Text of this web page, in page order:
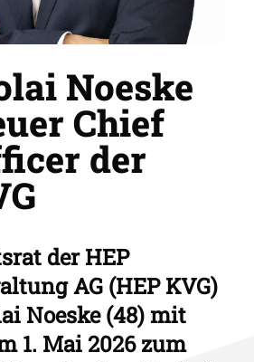
Noeske
Chief
der
der HEP
AG (HEP KVG)
Noeske (48) mit
1. Mai 2026 zum